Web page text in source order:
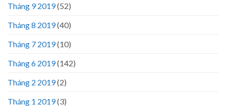
Tháng 9 2019(52)
Tháng 8 2019(40)
Tháng 7 2019(10)
Tháng 6 2019(142)
Tháng 2 2019(2)
Tháng 1 2019(3)